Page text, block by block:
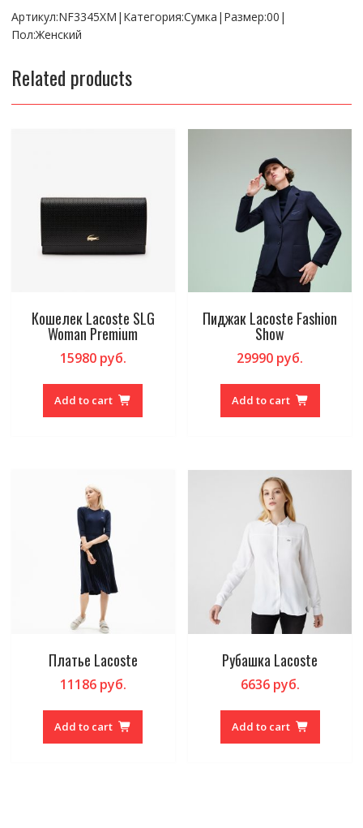
Артикул:NF3345XM|Категория:Сумка|Размер:00|
Пол:Женский
Related products
Кошелек Lacoste SLG
Woman Premium
15980руб.
Add to cart
Пиджак Lacoste Fashion
Show
29990 руб.
Add to cart
Платье Lacoste
11186руб.
Add to cart
Рубашка Lacoste
6636руб.
Add to cart